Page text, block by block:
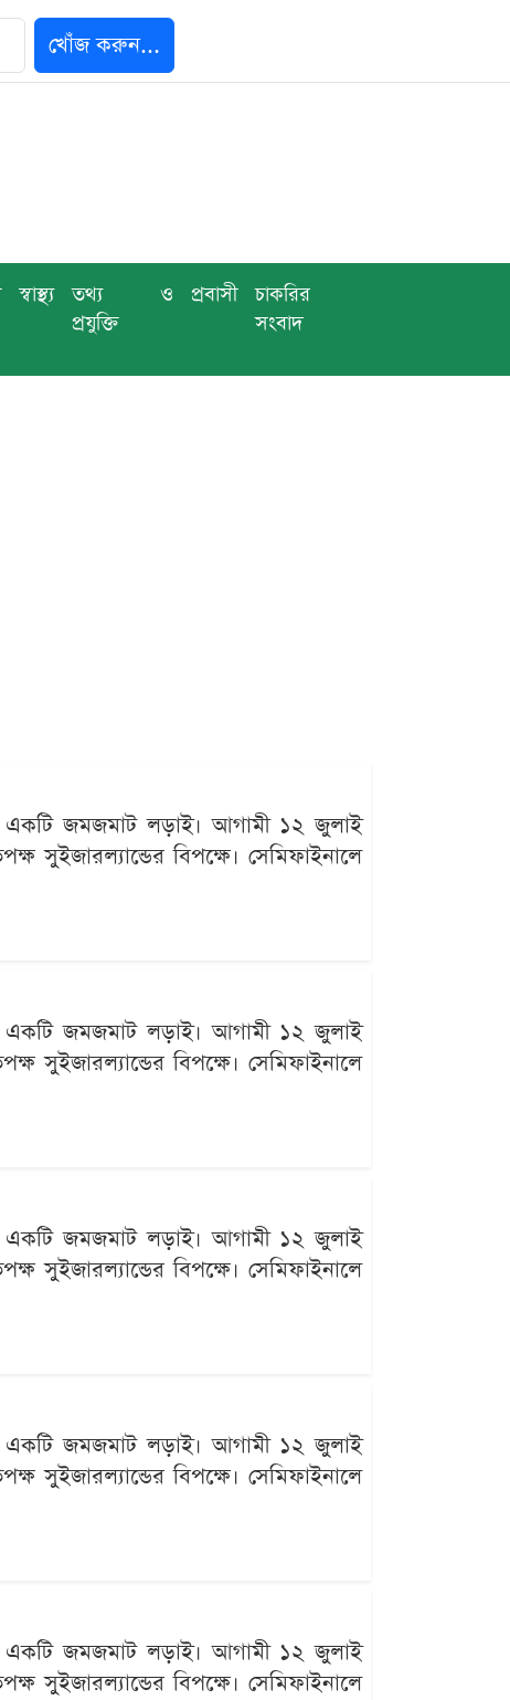
খোঁজ করুন...
স্বাস্থ্য
তথ্য ও
প্রযুক্তি
প্রবাসী
চাকরির
সংবাদ
একটি জমজমাট লড়াই। আগামী ১২ জুলাই
সুইজারল্যান্ডের বিপক্ষে। সেমিফাইনালে
একটি জমজমাট লড়াই। আগামী ১২ জুলাই
সুইজারল্যান্ডের বিপক্ষে। সেমিফাইনালে
একটি জমজমাট লড়াই। আগামী ১২ জুলাই
সুইজারল্যান্ডের বিপক্ষে। সেমিফাইনালে
একটি জমজমাট লড়াই। আগামী ১২ জুলাই
সুইজারল্যান্ডের বিপক্ষে। সেমিফাইনালে
একটি জমজমাট লড়াই। আগামী ১২ জুলাই
সুইজারল্যান্ডের বিপক্ষে। সেমিফাইনালে